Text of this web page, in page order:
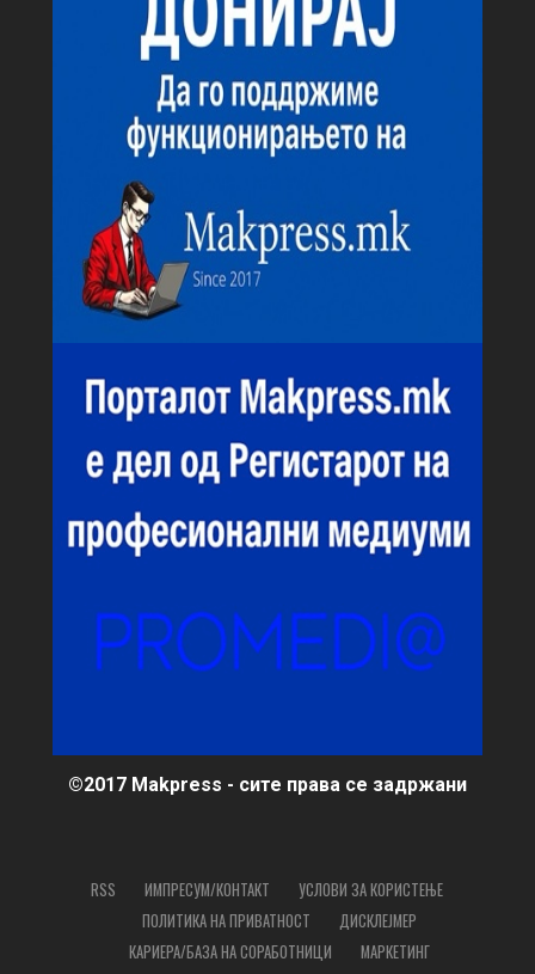
©2017 Makpress - сите права се задржани
RSS ИМПРЕСУМ/КОНТАКТ
УСЛОВИ ЗА КОРИСТЕЊЕ
ПОЛИТИКА НА ПРИВАТНОСТ
ДИСКЛЕЈМЕР
КАРИЕРА/БАЗА НА СОРАБОТНИЦИ
МАРКЕТИНГ